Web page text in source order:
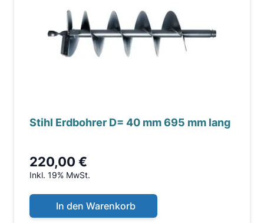
Stihl Erdbohrer D= 40 mm 695 mm lang
220,00 €
Inkl. 19% MwSt.
In den Warenkorb